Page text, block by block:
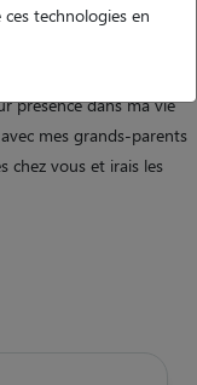
présence dans ma vie
mes grands-parents
chez vous et irais les
technologies en